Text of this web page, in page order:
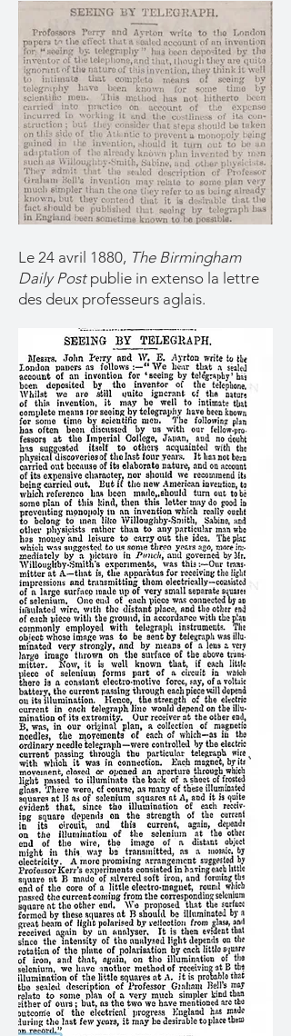
Le 24 avril 1880, The Birmingham
Daily Postpublie in extenso la lettre
des deux professeurs aglais.